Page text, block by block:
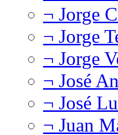
¬ Jorge
¬ Jorge
¬ Jorge
¬ José
¬ José
¬ Juan